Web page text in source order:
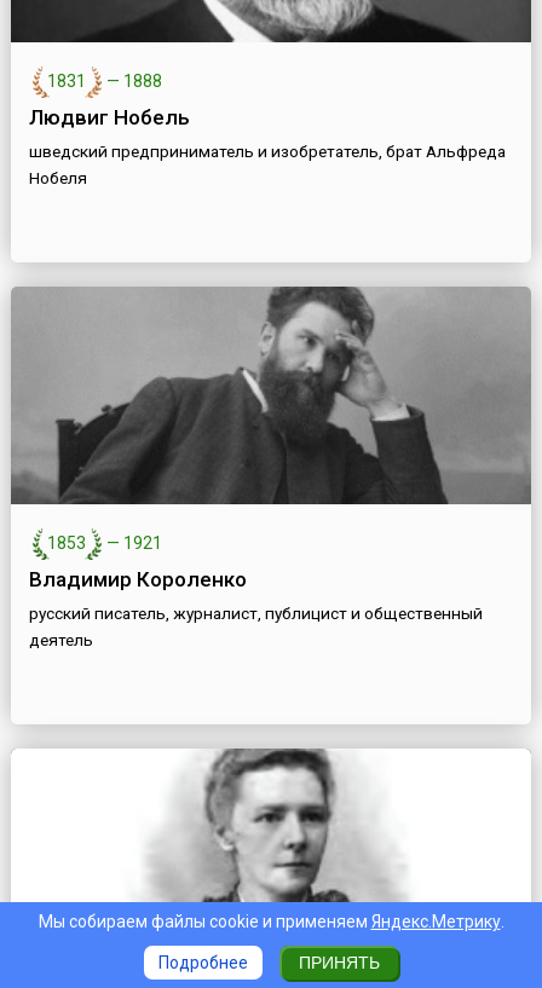
1831 — 1888
Людвиг Нобель
шведский предприниматель и изобретатель, брат Альфреда
Нобеля
1853 — 1921
Владимир Короленко
русский писатель, журналист, публицист и общественный
деятель
Мы собираем файлы cookie и применяем Яндекс.Метрику.
Подробнее ПРИНЯТЬ